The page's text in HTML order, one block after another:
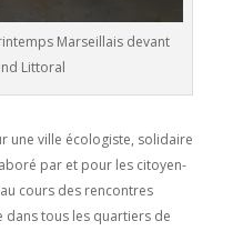
Marseillais devant
Littoral
une ville écologiste, solidaire
par et pour les citoyen-
cours des rencontres
tous les quartiers de